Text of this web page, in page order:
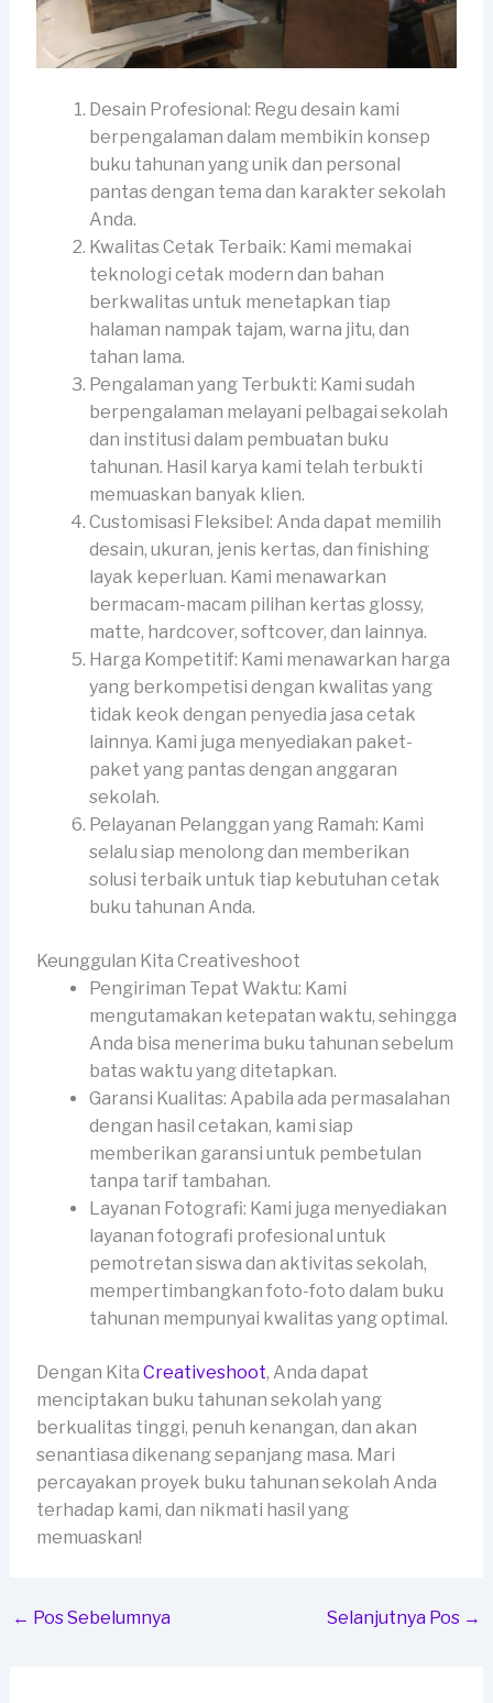
Desain Profesional: Regu desain kami
berpengalaman dalam membikin konsep
buku tahunan yang unik dan personal
pantas dengan tema dan karakter sekolah
Anda.
Kwalitas Cetak Terbaik: Kami memakai
teknologi cetak modern dan bahan
berkwalitas untuk menetapkan tiap
halaman nampak tajam, warna jitu, dan
tahan lama.
Pengalaman yang Terbukti: Kami sudah
berpengalaman melayani pelbagai sekolah
dan institusi dalam pembuatan buku
tahunan. Hasil karya kami telah terbukti
memuaskan banyak klien.
Customisasi Fleksibel: Anda dapat memilih
desain, ukuran, jenis kertas, dan finishing
layak keperluan. Kami menawarkan
bermacam-macam pilihan kertas glossy,
matte, hardcover, softcover, dan lainnya.
Harga Kompetitif: Kami menawarkan harga
yang berkompetisi dengan kwalitas yang
tidak keok dengan penyedia jasa cetak
lainnya. Kami juga menyediakan paket-
paket yang pantas dengan anggaran
sekolah.
Pelayanan Pelanggan yang Ramah: Kami
selalu siap menolong dan memberikan
solusi terbaik untuk tiap kebutuhan cetak
buku tahunan Anda.
Keunggulan Kita Creativeshoot
Pengiriman Tepat Waktu: Kami
mengutamakan ketepatan waktu, sehingga
Anda bisa menerima buku tahunan sebelum
batas waktu yang ditetapkan.
Garansi Kualitas: Apabila ada permasalahan
dengan hasil cetakan, kami siap
memberikan garansi untuk pembetulan
tanpa tarif tambahan.
Layanan Fotografi: Kami juga menyediakan
layanan fotografi profesional untuk
pemotretan siswa dan aktivitas sekolah,
mempertimbangkan foto-foto dalam buku
tahunan mempunyai kwalitas yang optimal.
Dengan Kita Creativeshoot, Anda dapat
menciptakan buku tahunan sekolah yang
berkualitas tinggi, penuh kenangan, dan akan
senantiasa dikenang sepanjang masa. Mari
percayakan proyek buku tahunan sekolah Anda
terhadap kami, dan nikmati hasil yang
memuaskan!
← Pos Sebelumnya Selanjutnya Pos →